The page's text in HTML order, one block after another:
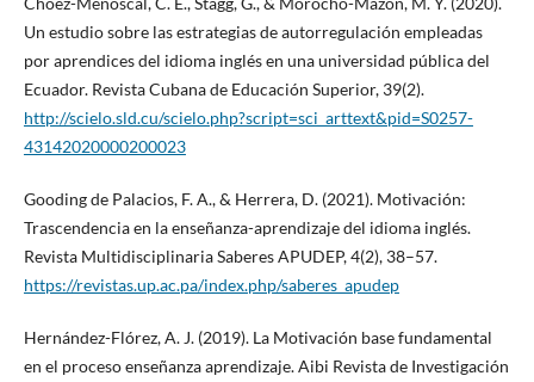
Un estudio sobre las estrategias de autorregulación empleadas
por aprendices del idioma inglés en una universidad pública del
Ecuador. Revista Cubana de Educación Superior, 39(2).
http://scielo.sld.cu/scielo.php?script=sci_arttext&pid=S0257-
43142020000200023
Gooding de Palacios, F. A., & Herrera, D. (2021). Motivación:
Trascendencia en la enseñanza-aprendizaje del idioma inglés.
Revista Multidisciplinaria Saberes APUDEP, 4(2), 38–57.
https://revistas.up.ac.pa/index.php/saberes_apudep
Hernández-Flórez, A. J. (2019). La Motivación base fundamental
en el proceso enseñanza aprendizaje. Aibi Revista de Investigación